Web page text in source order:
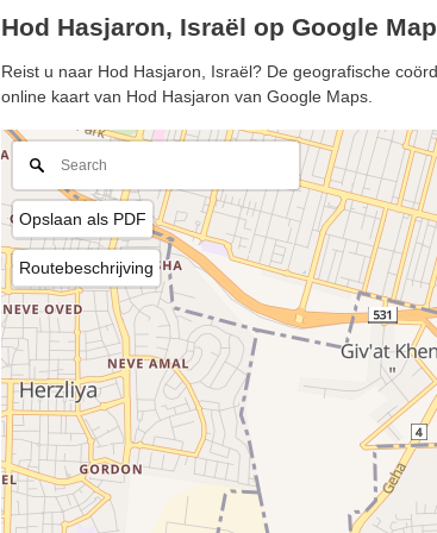
Hod Hasjaron, Israël op Google
Reist u naar Hod Hasjaron, Israël? De geografische
online kaart van Hod Hasjaron van Google Maps.
Opslaan als PDF
Routebeschrijving